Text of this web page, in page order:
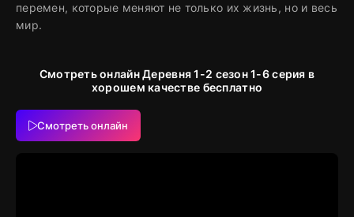
перемен, которые меняют не только их жизнь, но и весь
мир.
Смотреть онлайн Деревня 1-2 сезон 1-6 серия в
хорошем качестве бесплатно
Смотреть онлайн